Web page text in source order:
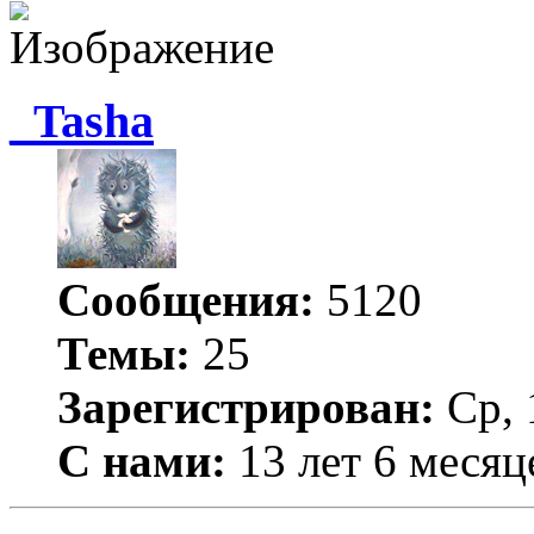
_Tasha
Сообщения: 5120
Темы: 25
Зарегистрирован: Ср,
С нами: 13 лет 6